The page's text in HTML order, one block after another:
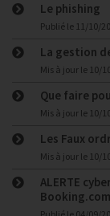
Le phishing
Publié le 11/10/
La gestion
Mis à jour le 10/
Que faire
Mis à jour le 10/
Les Faux
Mis à jour le 10/
ALERTE